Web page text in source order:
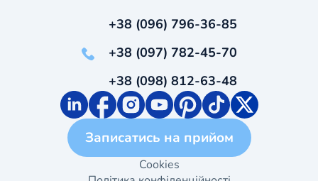
+38 (096) 796-36-85
+38 (097) 782-45-70
+38 (098) 812-63-48
Записатись на прийом
Cookies